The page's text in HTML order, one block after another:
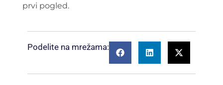
prvi pogled.
Podelite na mrežama: